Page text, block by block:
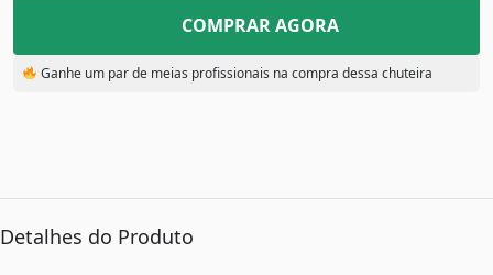
COMPRAR AGORA
Ganhe um par de meias profissionais na compra dessa chuteira
Detalhes do Produto